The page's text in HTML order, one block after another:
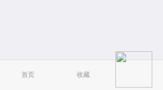
首页 收藏